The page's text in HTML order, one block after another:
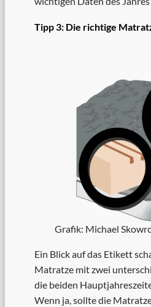
Tipp 3: Die richtige
Grafik: Michael
Ein Blick auf das Etikett
Matratze mit zwei
die beiden
Wenn ja, sollte die